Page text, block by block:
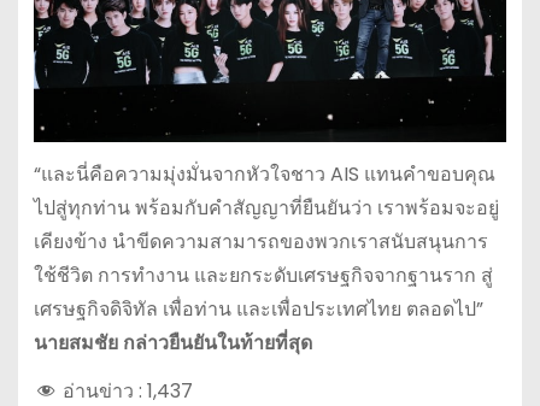
“และนี่คือความมุ่งมั่นจากหัวใจชาว AIS แทนคำขอบคุณ
ไปสู่ทุกท่าน พร้อมกับคำสัญญาที่ยืนยันว่า เราพร้อมจะอยู่
เคียงข้าง นำขีดความสามารถของพวกเราสนับสนุนการ
ใช้ชีวิต การทำงาน และยกระดับเศรษฐกิจจากฐานราก สู่
เศรษฐกิจดิจิทัล เพื่อท่าน และเพื่อประเทศไทย ตลอดไป”
นายสมชัย กล่าวยืนยันในท้ายที่สุด
อ่านข่าว : 1,437